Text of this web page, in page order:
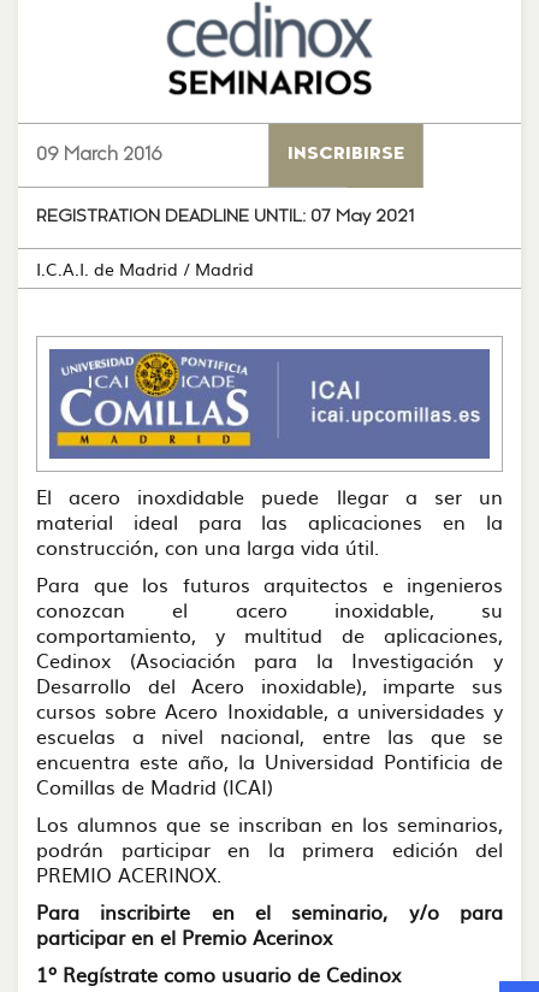
09 March 2016 INSCRIBIRSE
REGISTRATION DEADLINE UNTIL: 07 May 2021
I.C.A.I. de Madrid / Madrid
El acero inoxdidable puede llegar a ser un
material ideal para las aplicaciones en la
construcción, con una larga vida útil.
Para que los futuros arquitectos e ingenieros
conozcan el acero inoxidable, su
comportamiento, y multitud de aplicaciones,
Cedinox (Asociación para la Investigación y
Desarrollo del Acero inoxidable), imparte sus
cursos sobre Acero Inoxidable, a universidades y
escuelas a nivel nacional, entre las que se
encuentra este año, la Universidad Pontificia de
Comillas de Madrid (ICAI)
Los alumnos que se inscriban en los seminarios,
podrán participar en la primera edición del
PREMIO ACERINOX.
Para inscribirte en el seminario, y/o para
participar en el Premio Acerinox
1º Regístrate como usuario de Cedinox